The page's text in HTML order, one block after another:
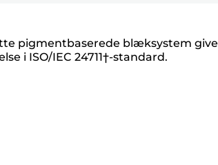
pigmentbaserede blæksystem
i ISO/IEC 24711†-standard.